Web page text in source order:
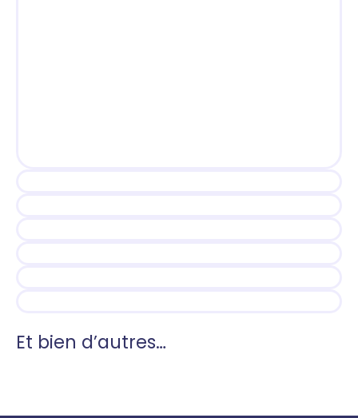
Et bien d’autres…